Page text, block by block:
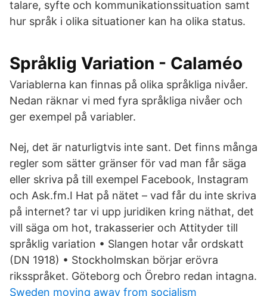
talare, syfte och kommunikationssituation samt
hur språk i olika situationer kan ha olika status.
Språklig Variation - Calaméo
Variablerna kan finnas på olika språkliga nivåer.
Nedan räknar vi med fyra språkliga nivåer och
ger exempel på variabler.
Nej, det är naturligtvis inte sant. Det finns många
regler som sätter gränser för vad man får säga
eller skriva på till exempel Facebook, Instagram
och Ask.fm.I Hat på nätet – vad får du inte skriva
på internet? tar vi upp juridiken kring näthat, det
vill säga om hot, trakasserier och Attityder till
språklig variation • Slangen hotar vår ordskatt
(DN 1918) • Stockholmskan börjar erövra
riksspråket. Göteborg och Örebro redan intagna.
Sweden moving away from socialism